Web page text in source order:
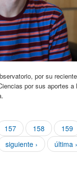
por su
por sus aportes
157 158
159
siguiente › última